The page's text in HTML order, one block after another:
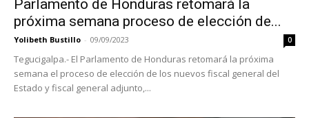
Parlamento de Honduras retomará la
próxima semana proceso de elección de...
Yolibeth Bustillo - 09/09/2023 0
Tegucigalpa.- El Parlamento de Honduras retomará la próxima
semana el proceso de elección de los nuevos fiscal general del
Estado y fiscal general adjunto,...